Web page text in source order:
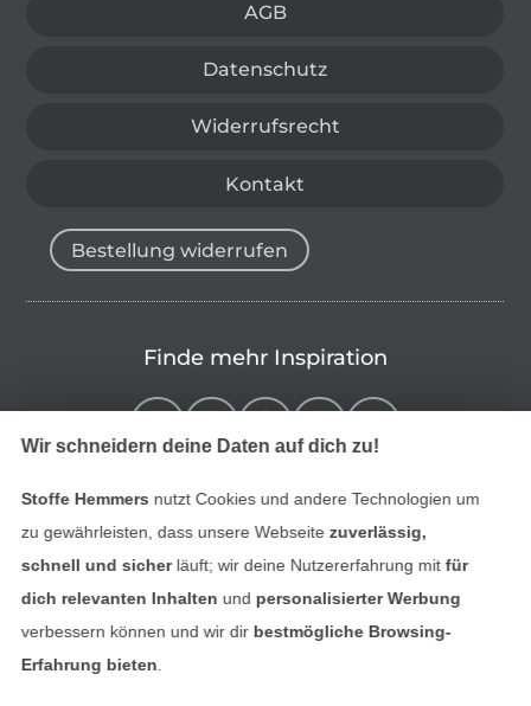
AGB
Datenschutz
Widerrufsrecht
Kontakt
Bestellung widerrufen
Finde mehr Inspiration
Wir schneidern deine Daten auf dich zu!
Stoffe Hemmers nutzt Cookies und andere Technologien um
zu gewährleisten, dass unsere Webseite zuverlässig,
schnell und sicherläuft; wir deine Nutzererfahrung mitfür
dich relevanten Inhalten und personalisierter Werbung
verbessern können und wir dir bestmögliche Browsing-
Erfahrung bieten